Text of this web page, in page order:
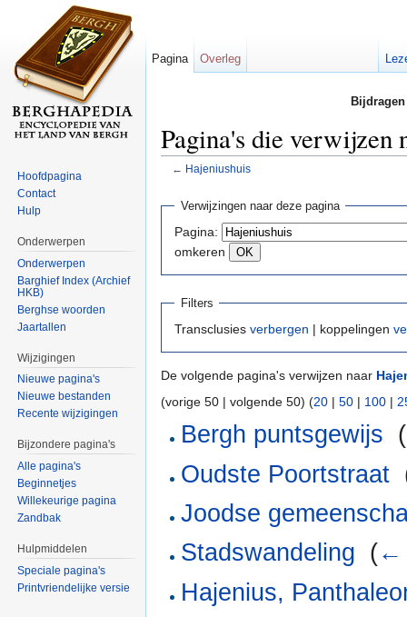
Pagina's die verwijzen
← Hajeniushuis
Verwijzingen naar deze pagina
Pagina:
omkeren
Filters
Transclusies verbergen | koppelingen
De volgende pagina's verwijzen naar
(vorige 50 | volgende 50) (20 | 50 | 100 |
Bergh puntsgewijs (
Oudste Poortstraat
Joodse
Stadswandeling (←
Hajenius,
Pagina Overleg
Hoofdpagina
Contact
Hulp
Onderwerpen
Onderwerpen
Barghief Index (Archief
HKB)
Berghse woorden
Jaartallen
Wijzigingen
Nieuwe pagina's
Nieuwe bestanden
Recente wijzigingen
Bijzondere pagina's
Alle pagina's
Beginnetjes
Willekeurige pagina
Zandbak
Hulpmiddelen
Speciale pagina's
Printvriendelijke versie